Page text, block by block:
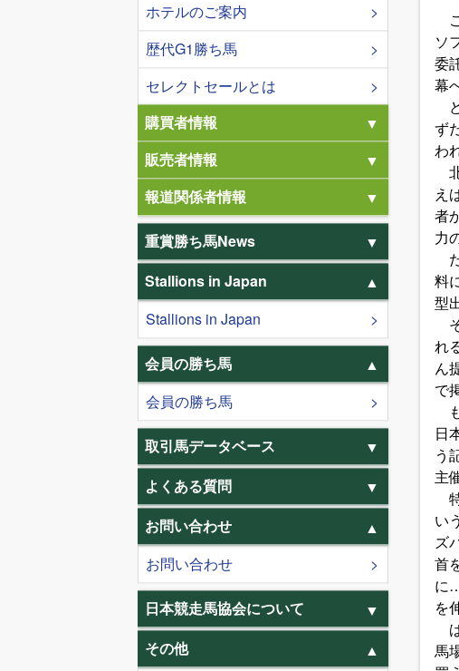
ホテルのご案内
歴代G1勝ち馬
セレクトセールとは
購買者情報
販売者情報
報道関係者情報
重賞勝ち馬News
Stallions in Japan
Stallions in Japan
会員の勝ち馬
会員の勝ち馬
取引馬データベース
よくある質問
お問い合わせ
お問い合わせ
日本競走馬協会について
その他
ソ
委
幕
ず
わ
え
者
力
料
型
れ
ん
で
日
う
主
い
ズ
首
に
を
馬